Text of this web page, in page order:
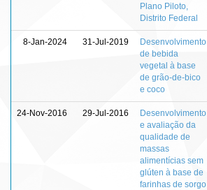
Plano Piloto,
Distrito Federal
8-Jan-2024 31-Jul-2019
Desenvolvimento
de bebida
vegetal à base
de grão-de-bico
e coco
24-Nov-2016 29-Jul-2016
Desenvolvimento
e avaliação da
qualidade de
massas
alimentícias sem
glúten à base de
farinhas de sorgo